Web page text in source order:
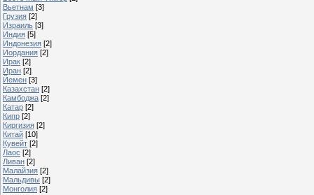
Вьетнам [3]
Грузия [2]
Израиль [3]
Индия [5]
Индонезия [2]
Иордания [2]
Ирак [2]
Иран [2]
Йемен [3]
Казахстан [2]
Камбоджа [2]
Катар [2]
Кипр [2]
Киргизия [2]
Китай [10]
Кувейт [2]
Лаос [2]
Ливан [2]
Малайзия [2]
Мальдивы [2]
Монголия [2]